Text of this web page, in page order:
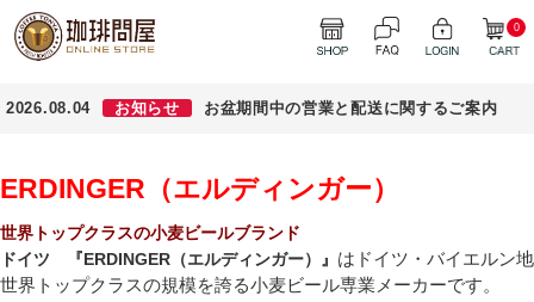
0
2026.08.04 お知らせ お盆期間中の営業と配送に関するご案内
ERDINGER（エルディンガー）
世界トップクラスの小麦ビールブランド
ドイツ 『ERDINGER（エルディンガー）』 はドイツ・バイエルン
世界トップクラスの規模を誇る小麦ビール専業メーカーです。